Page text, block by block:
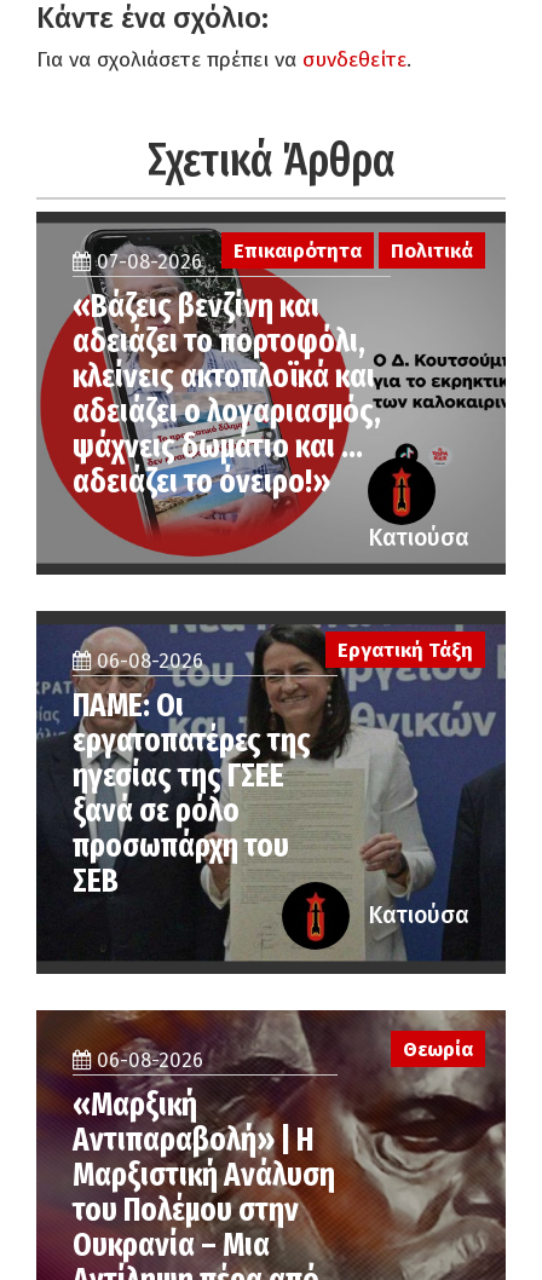
Κάντε ένα σχόλιο:
Για να σχολιάσετε πρέπει να συνδεθείτε.
Σχετικά Άρθρα
Επικαιρότητα Πολιτικά
07-08-2026
«Βάζεις βενζίνη και
αδειάζει το πορτοφόλι,
κλείνεις ακτοπλοϊκά και
αδειάζει ο λογαριασμός,
ψάχνεις δωμάτιο και …
αδειάζει το όνειρο!»
Κατιούσα
06-08-2026
ΠΑΜΕ: Οι
εργατοπατέρες της
ηγεσίας της ΓΣΕΕ
ξανά σε ρόλο
προσωπάρχη του
ΣΕΒ
Εργατική Τάξη
Κατιούσα
06-08-2026
«Μαρξική
Αντιπαραβολή» | Η
Μαρξιστική Ανάλυση
του Πολέμου στην
Ουκρανία – Μια
Θεωρία